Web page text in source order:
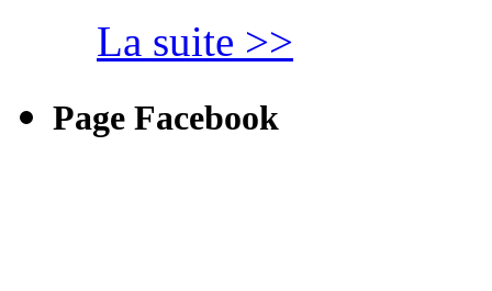
La suite >>
Page Facebook